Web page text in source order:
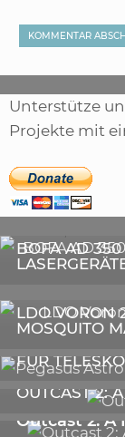
Unterstütze
Projekte mit
BOFA AD 350
DIE
DIGITALEN
LDO VORON
MOSQUITO
PEGASUS
FÜR
ASTRONOMIE
OUTCAST 2:
GALERIE
Outcast 2: A
VIDEOS